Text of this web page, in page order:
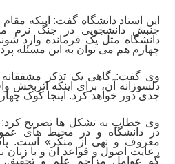
این استاد دانشگاه گفت: اینکه
جنبش دانشجویی در جنگ نرم
دانشگاه مثل یک فرمانده وارد
چهارم هم می توان به این مسئله پردا
وی گفت: گاهی یک تذکر
دلسوزانه آن، برای اینکه اثربخش
جدی دور خواهد کرد. اینجا کوک
وی خطاب به تشکل ها تصریح کرد:
در دانشگاه و در محیط های
معروف و نهی از منکر » است.
رعایت اصول و قواعد آن و با زبان
که عوامل مزاحم علم و تحقیق،